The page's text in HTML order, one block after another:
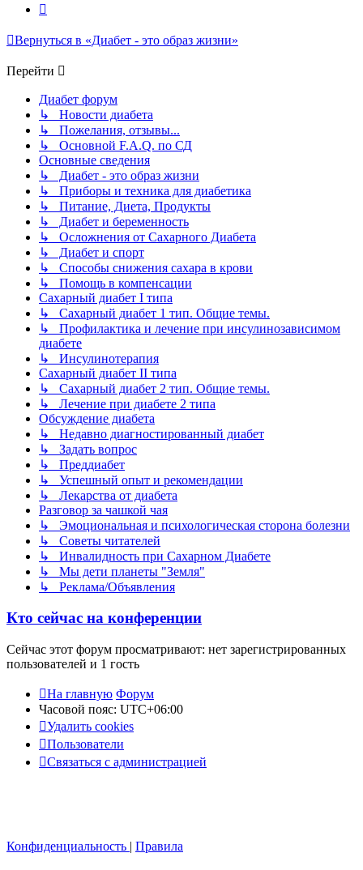
Вернуться в «Диабет - это образ жизни»
Перейти
Диабет форум
↳ Новости диабета
↳ Пожелания, отзывы...
↳ Основной F.A.Q. по СД
Основные сведения
↳ Диабет - это образ жизни
↳ Приборы и техника для диабетика
↳ Питание, Диета, Продукты
↳ Диабет и беременность
↳ Осложнения от Сахарного Диабета
↳ Диабет и спорт
↳ Способы снижения сахара в крови
↳ Помощь в компенсации
Сахарный диабет I типа
↳ Сахарный диабет 1 тип. Общие темы.
↳ Профилактика и лечение при инсулинозависимом
диабете
↳ Инсулинотерапия
Сахарный диабет II типа
↳ Сахарный диабет 2 тип. Общие темы.
↳ Лечение при диабете 2 типа
Обсуждение диабета
↳ Недавно диагностированный диабет
↳ Задать вопрос
↳ Преддиабет
↳ Успешный опыт и рекомендации
↳ Лекарства от диабета
Разговор за чашкой чая
↳ Эмоциональная и психологическая сторона болезни
↳ Советы читателей
↳ Инвалидность при Сахарном Диабете
↳ Мы дети планеты "Земля"
↳ Реклама/Объявления
Кто сейчас на конференции
Сейчас этот форум просматривают: нет зарегистрированных
пользователей и 1 гость
На главную Форум
Часовой пояс: UTC+06:00
Удалить cookies
Пользователи
Связаться с администрацией
Конфиденциальность | Правила